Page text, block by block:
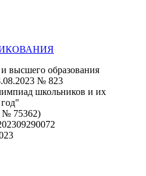
высшего образования
№ 823
школьников и их
№ 75362)